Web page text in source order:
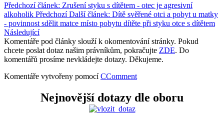
Předchozí článek: Zrušení styku s dítětem - otec je agresivní
alkoholik Předchozí Další článek: Dítě svěřené otci a pobyt u matky
- povinnost sdělit matce místo pobytu dítěte při styku otce s dítětem
Následující
Komentáře pod články slouží k okomentování stránky. Pokud
chcete poslat dotaz našim právníkům, pokračujte ZDE. Do
komentářů prosíme nevkládejte dotazy. Děkujeme.
Komentáře vytvořeny pomocíCComment
Nejnovější dotazy dle oboru